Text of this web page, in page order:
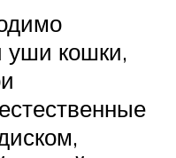
уши кошки,